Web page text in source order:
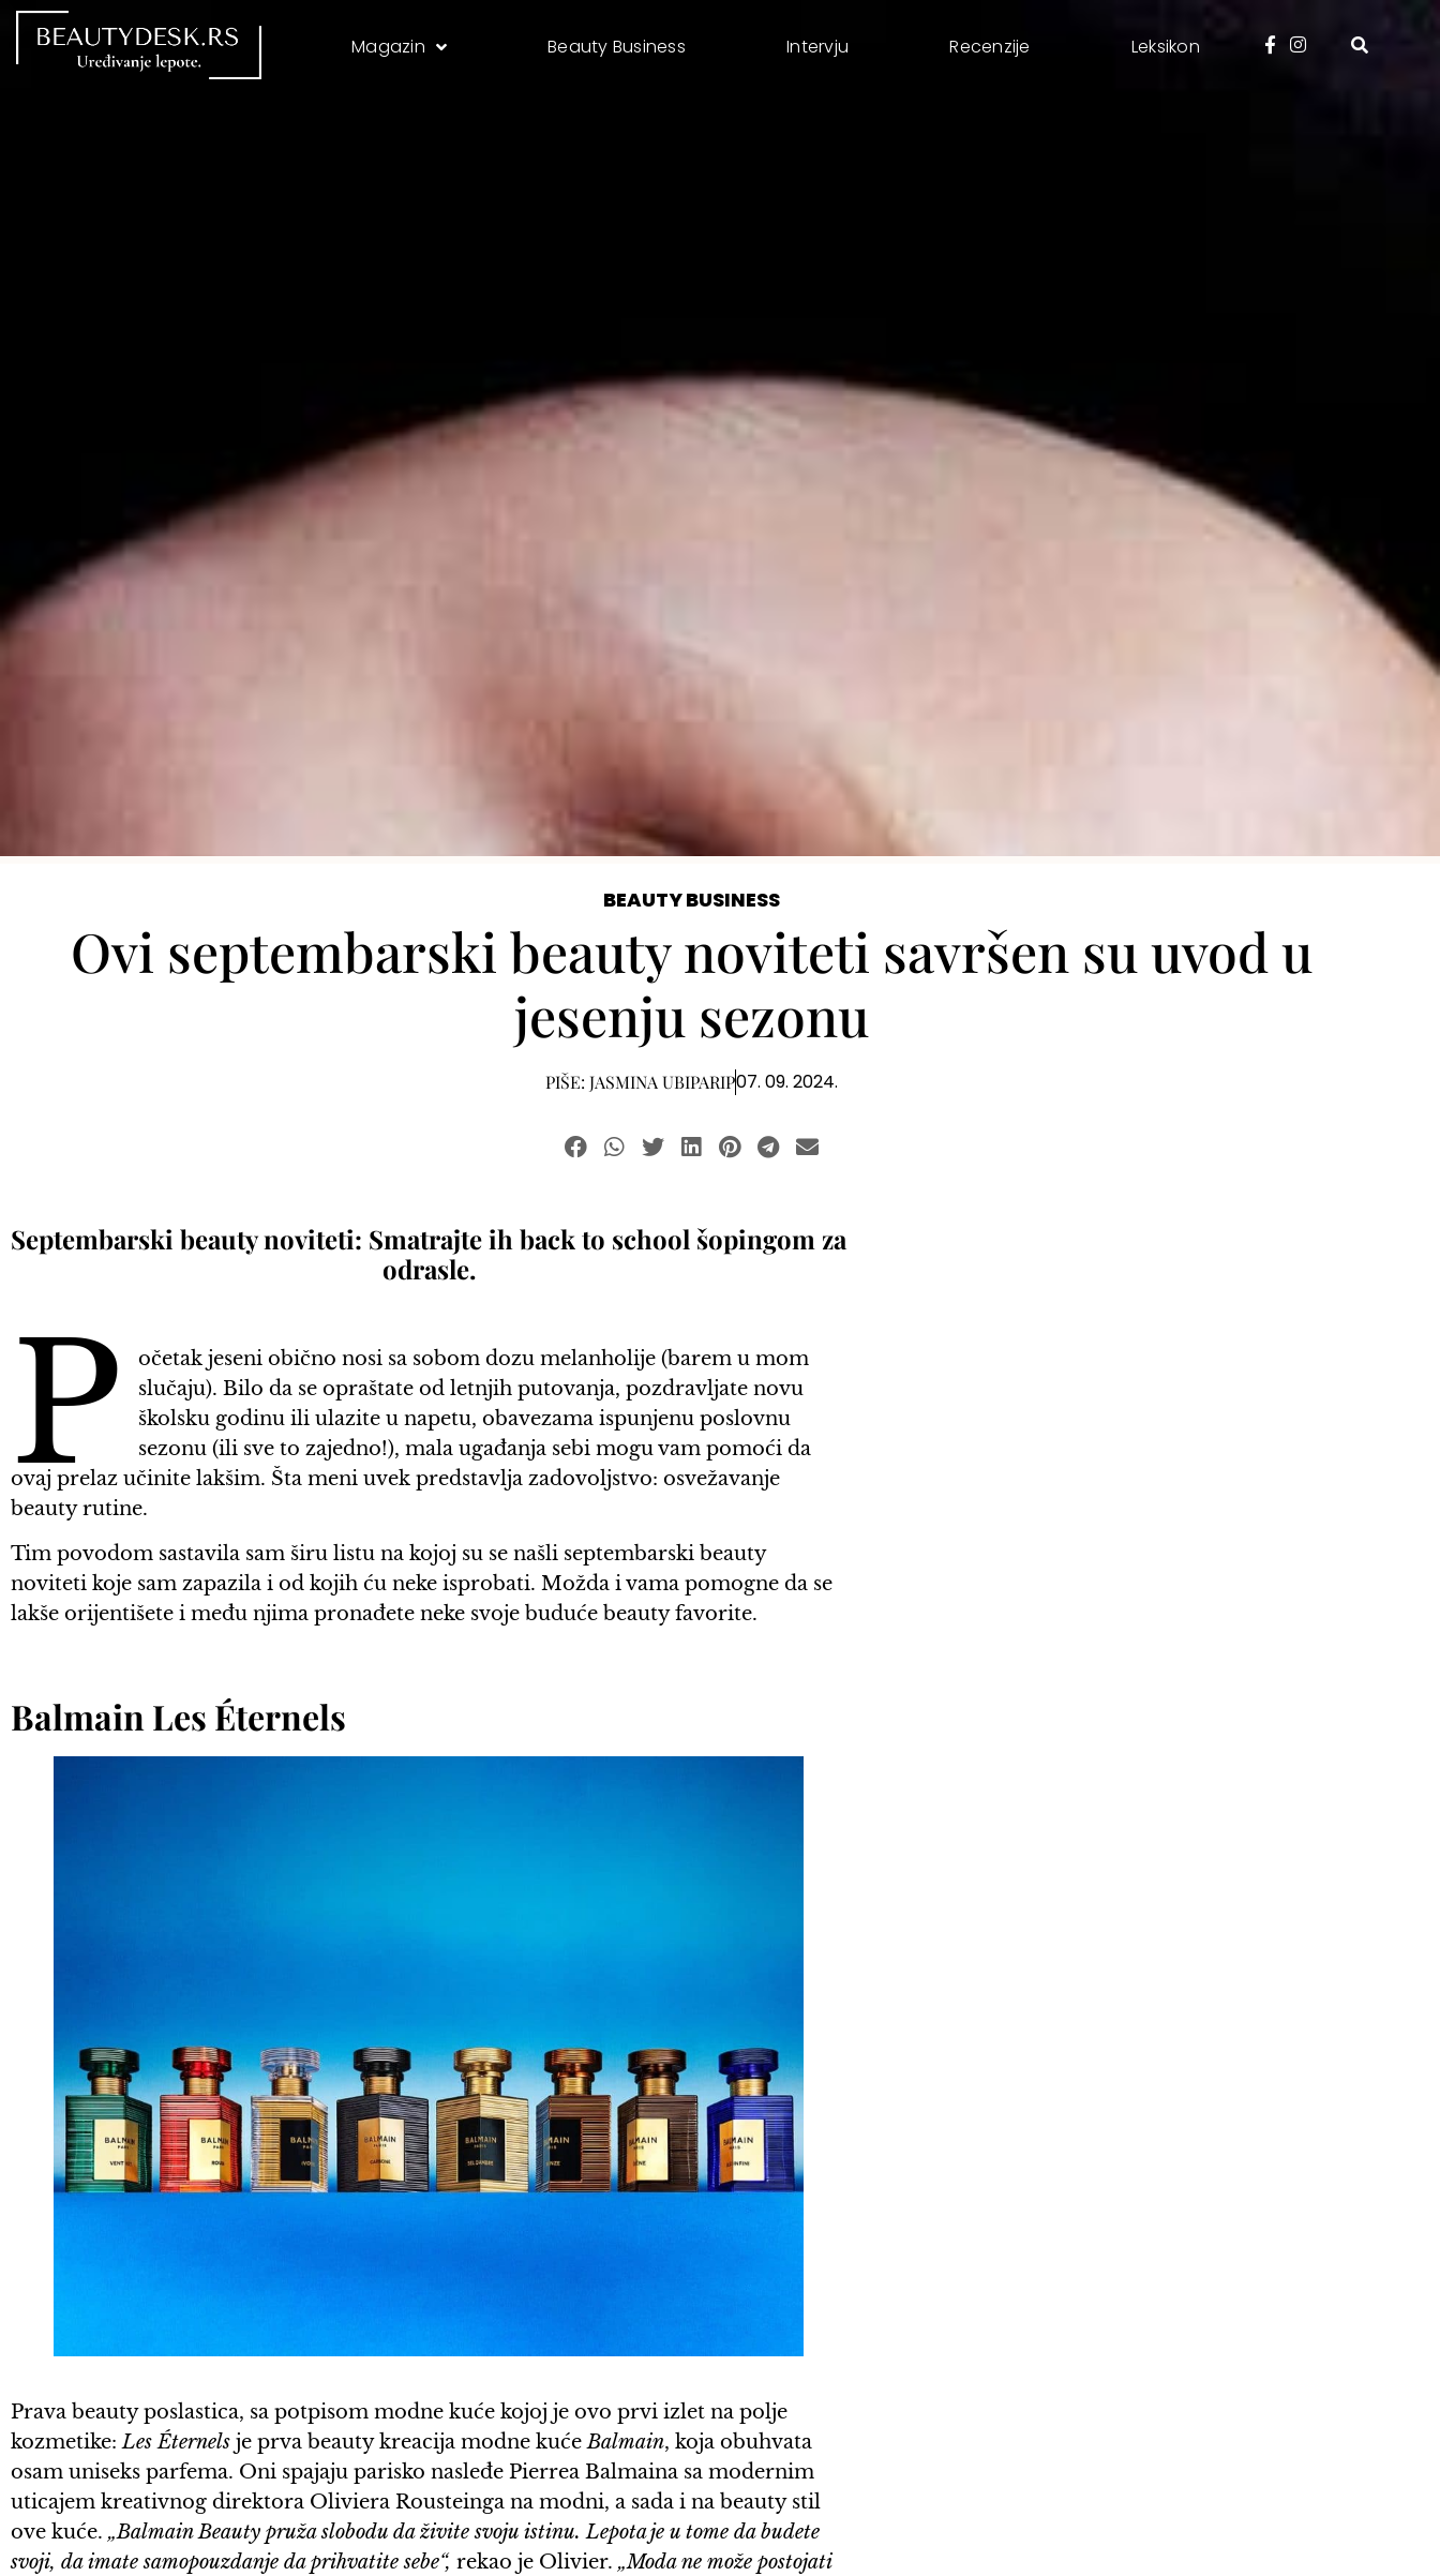
Magazin Beauty Business Intervju Recenzije Leksikon
BEAUTY BUSINESS
Ovi septembarski beauty noviteti savršen su uvod u
jesenju sezonu
PIŠE: JASMINA UBIPARIP07. 09. 2024.
Septembarski beauty noviteti: Smatrajte ih back to school šopingom za
odrasle.
P
očetak jeseni obično nosi sa sobom dozu melanholije (barem u mom
slučaju). Bilo da se opraštate od letnjih putovanja, pozdravljate novu
školsku godinu ili ulazite u napetu, obavezama ispunjenu poslovnu
sezonu (ili sve to zajedno!), mala ugađanja sebi mogu vam pomoći da
ovaj prelaz učinite lakšim. Šta meni uvek predstavlja zadovoljstvo: osvežavanje
beauty rutine.
Tim povodom sastavila sam širu listu na kojoj su se našli septembarski beauty
noviteti koje sam zapazila i od kojih ću neke isprobati. Možda i vama pomogne da se
lakše orijentišete i među njima pronađete neke svoje buduće beauty favorite.
Balmain Les Éternels
Prava beauty poslastica, sa potpisom modne kuće kojoj je ovo prvi izlet na polje
kozmetike:Les Éternels je prva beauty kreacija modne kućeBalmain, koja obuhvata
osam uniseks parfema. Oni spajaju parisko nasleđe Pierrea Balmaina sa modernim
uticajem kreativnog direktora Oliviera Rousteinga na modni, a sada i na beauty stil
ove kuće. „Balmain Beauty pruža slobodu da živite svoju istinu. Lepota je u tome da budete
svoji, da imate samopouzdanje da prihvatite sebe“, rekao je Olivier. „Moda ne može postojati